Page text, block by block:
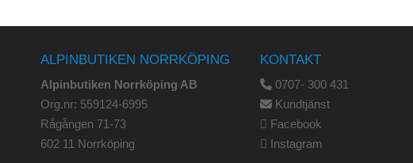
ALPINBUTIKEN NORRKÖPING
Alpinbutiken Norrköping AB
Org.nr: 559124-6995
Rågången 71-73
602 11 Norrköping
KONTAKT
0707- 300 431
Kundtjänst
Facebook
Instagram